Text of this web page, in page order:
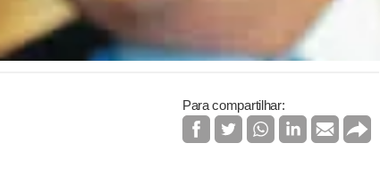
Para compartilhar: